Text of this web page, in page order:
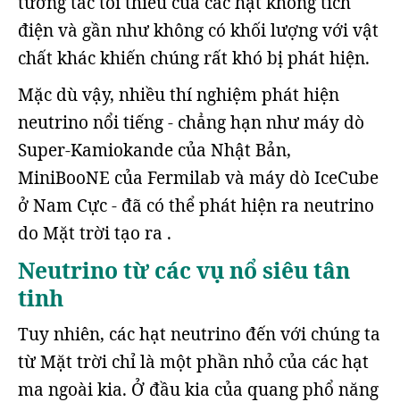
điện và gần như không có khối lượng với vật
chất khác khiến chúng rất khó bị phát hiện.
Mặc dù vậy, nhiều thí nghiệm phát hiện
neutrino nổi tiếng - chẳng hạn như máy dò
Super-Kamiokande của Nhật Bản,
MiniBooNE của Fermilab và máy dò IceCube
ở Nam Cực - đã có thể phát hiện ra neutrino
do Mặt trời tạo ra .
Neutrino từ các vụ nổ siêu tân
tinh
Tuy nhiên, các hạt neutrino đến với chúng ta
từ Mặt trời chỉ là một phần nhỏ của các hạt
ma ngoài kia. Ở đầu kia của quang phổ năng